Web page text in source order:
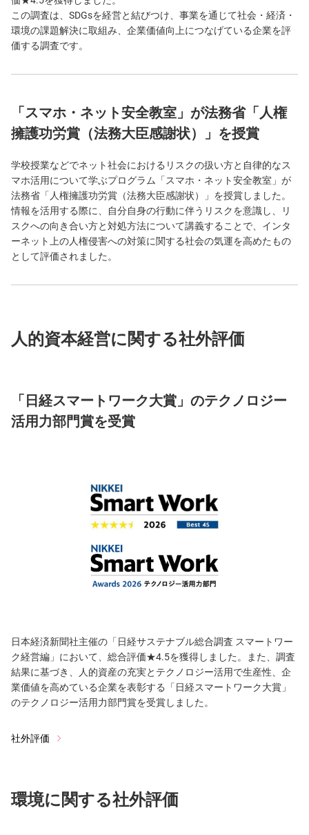
この調査は、SDGsを経営と結びつけ、事業を通じて社会・経済・
環境の課題解決に取組み、企業価値向上につなげている企業を評
価する調査です。
「スマホ・ネット安全教室」が法務省「人権
擁護功労賞（法務大臣感謝状）」を授賞
学校授業などでネット社会におけるリスクの扱い方と自律的なス
マホ活用について学ぶプログラム「スマホ・ネット安全教室」が
法務省「人権擁護功労賞（法務大臣感謝状）」を授賞しました。
情報を活用する際に、自分自身の行動に伴うリスクを意識し、リ
スクへの向き合い方と対処方法について講義することで、インタ
ーネット上の人権侵害への対策に関する社会の気運を高めたもの
として評価されました。
人的資本経営に関する社外評価
「日経スマートワーク大賞」のテクノロジー
活用力部門賞を受賞
日本経済新聞社主催の「日経サステナブル総合調査 スマートワー
ク経営編」において、総合評価★4.5を獲得しました。また、調査
結果に基づき、人的資産の充実とテクノロジー活用で生産性、企
業価値を高めている企業を表彰する「日経スマートワーク大賞」
のテクノロジー活用力部門賞を受賞しました。
社外評価
環境に関する社外評価